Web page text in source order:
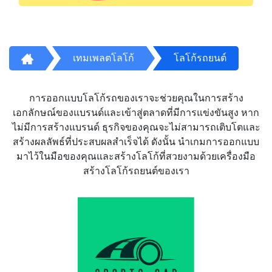
เทมเพลตโลโก้ โลโก้รถยนต์
การออกแบบโลโก้รถของเราจะช่วยคุณในการสร้าง
เอกลักษณ์ของแบรนด์และเข้าสู่ตลาดที่มีการแข่งขันสูง หาก
ไม่มีการสร้างแบรนด์ ธุรกิจของคุณจะไม่สามารถเติบโตและ
สร้างผลลัพธ์ที่ประสบผลสำเร็จได้ ดังนั้น นำเกมการออกแบบ
มาไว้ในมือของคุณและสร้างโลโก้ที่สวยงามด้วยเครื่องมือ
สร้างโลโก้รถยนต์ของเรา